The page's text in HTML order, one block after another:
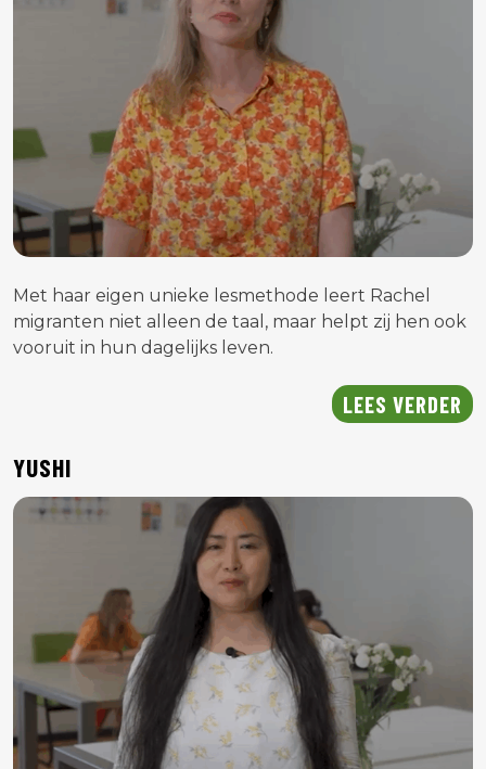
Met haar eigen unieke lesmethode leert Rachel
migranten niet alleen de taal, maar helpt zij hen ook
vooruit in hun dagelijks leven.
LEES VERDER
YUSHI